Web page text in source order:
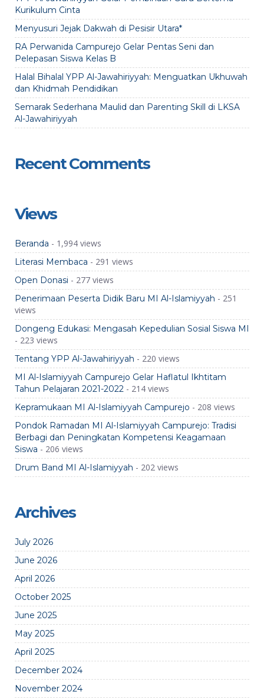
Kurikulum Cinta
Menyusuri Jejak Dakwah di Pesisir Utara*
RA Perwanida Campurejo Gelar Pentas Seni dan
Pelepasan Siswa Kelas B
Halal Bihalal YPP Al-Jawahiriyyah: Menguatkan Ukhuwah
dan Khidmah Pendidikan
Semarak Sederhana Maulid dan Parenting Skill di LKSA
Al-Jawahiriyyah
Recent Comments
Views
Beranda - 1,994 views
Literasi Membaca - 291 views
Open Donasi - 277 views
Penerimaan Peserta Didik Baru MI Al-Islamiyyah - 251
views
Dongeng Edukasi: Mengasah Kepedulian Sosial Siswa MI
- 223 views
Tentang YPP Al-Jawahiriyyah - 220 views
MI Al-Islamiyyah Campurejo Gelar Haflatul Ikhtitam
Tahun Pelajaran 2021-2022 - 214 views
Kepramukaan MI Al-Islamiyyah Campurejo - 208 views
Pondok Ramadan MI Al-Islamiyyah Campurejo: Tradisi
Berbagi dan Peningkatan Kompetensi Keagamaan
Siswa - 206 views
Drum Band MI Al-Islamiyyah - 202 views
Archives
July 2026
June 2026
April 2026
October 2025
June 2025
May 2025
April 2025
December 2024
November 2024